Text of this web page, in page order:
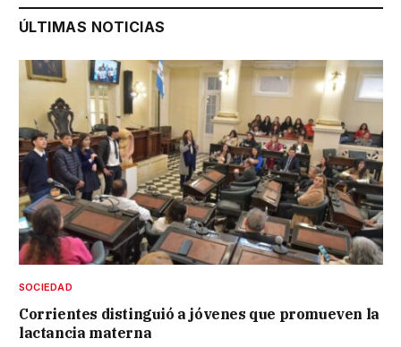
ÚLTIMAS NOTICIAS
SOCIEDAD
Corrientes distinguió a jóvenes que promueven la
lactancia materna